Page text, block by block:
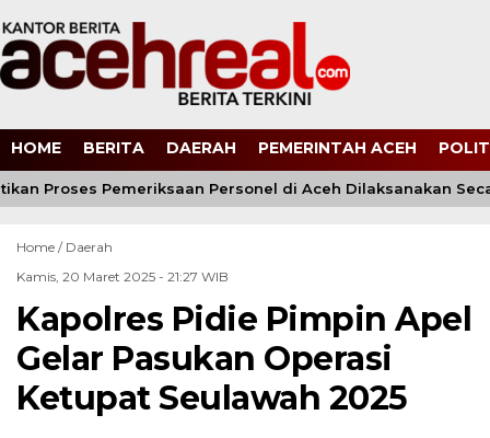
HOME BERITA DAERAH PEMERINTAH ACEH
Proses Pemeriksaan Personel di Aceh Dilaksanakan
Home / Daerah
Kamis, 20 Maret 2025 - 21:27 WIB
Kapolres Pidie Pimpin Apel
Gelar Pasukan Operasi
Ketupat Seulawah 2025